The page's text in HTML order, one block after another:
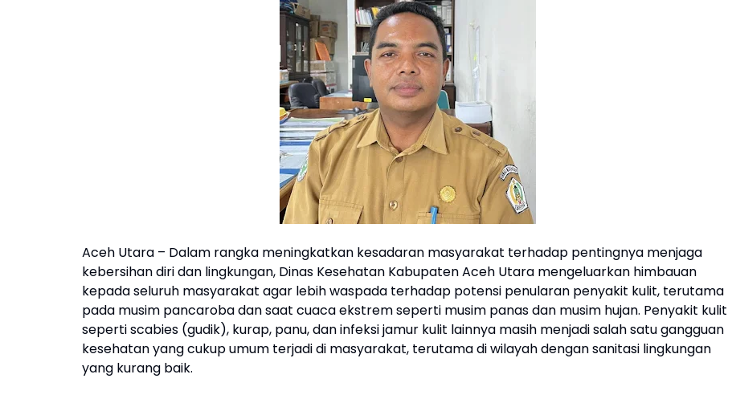
Aceh Utara – Dalam rangka meningkatkan kesadaran masyarakat terhadap pentingnya menjaga
kebersihan diri dan lingkungan, Dinas Kesehatan Kabupaten Aceh Utara mengeluarkan himbauan
kepada seluruh masyarakat agar lebih waspada terhadap potensi penularan penyakit kulit, terutama
pada musim pancaroba dan saat cuaca ekstrem seperti musim panas dan musim hujan. Penyakit kulit
seperti scabies (gudik), kurap, panu, dan infeksi jamur kulit lainnya masih menjadi salah satu gangguan
kesehatan yang cukup umum terjadi di masyarakat, terutama di wilayah dengan sanitasi lingkungan
yang kurang baik.